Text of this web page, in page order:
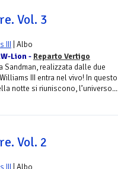
Vol. 3
III | Albo
Lion - Reparto Vertigo
Sandman, realizzata dalle due
III entra nel vivo! In questo
notte si riuniscono, l’universo...
Vol. 2
III | Albo